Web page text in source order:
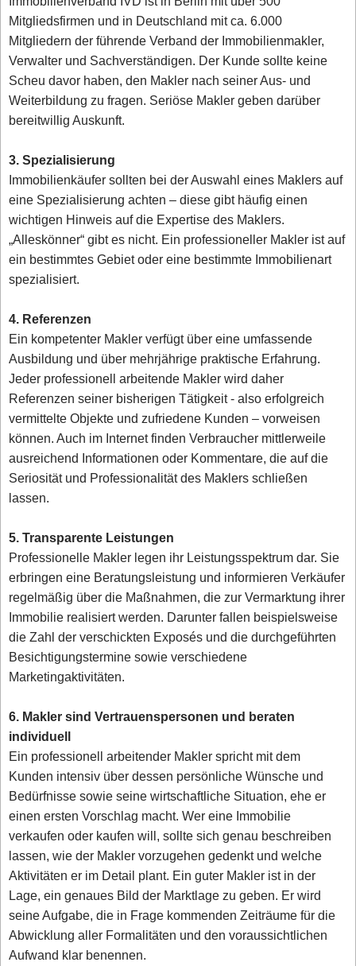
Mitgliedsfirmen und in Deutschland mit ca. 6.000
Mitgliedern der führende Verband der Immobilienmakler,
Verwalter und Sachverständigen. Der Kunde sollte keine
Scheu davor haben, den Makler nach seiner Aus- und
Weiterbildung zu fragen. Seriöse Makler geben darüber
bereitwillig Auskunft.
3. Spezialisierung
Immobilienkäufer sollten bei der Auswahl eines Maklers auf
eine Spezialisierung achten – diese gibt häufig einen
wichtigen Hinweis auf die Expertise des Maklers.
„Alleskönner“ gibt es nicht. Ein professioneller Makler ist auf
ein bestimmtes Gebiet oder eine bestimmte Immobilienart
spezialisiert.
4. Referenzen
Ein kompetenter Makler verfügt über eine umfassende
Ausbildung und über mehrjährige praktische Erfahrung.
Jeder professionell arbeitende Makler wird daher
Referenzen seiner bisherigen Tätigkeit - also erfolgreich
vermittelte Objekte und zufriedene Kunden – vorweisen
können. Auch im Internet finden Verbraucher mittlerweile
ausreichend Informationen oder Kommentare, die auf die
Seriosität und Professionalität des Maklers schließen
lassen.
5. Transparente Leistungen
Professionelle Makler legen ihr Leistungsspektrum dar. Sie
erbringen eine Beratungsleistung und informieren Verkäufer
regelmäßig über die Maßnahmen, die zur Vermarktung ihrer
Immobilie realisiert werden. Darunter fallen beispielsweise
die Zahl der verschickten Exposés und die durchgeführten
Besichtigungstermine sowie verschiedene
Marketingaktivitäten.
6. Makler sind Vertrauenspersonen und beraten
individuell
Ein professionell arbeitender Makler spricht mit dem
Kunden intensiv über dessen persönliche Wünsche und
Bedürfnisse sowie seine wirtschaftliche Situation, ehe er
einen ersten Vorschlag macht. Wer eine Immobilie
verkaufen oder kaufen will, sollte sich genau beschreiben
lassen, wie der Makler vorzugehen gedenkt und welche
Aktivitäten er im Detail plant. Ein guter Makler ist in der
Lage, ein genaues Bild der Marktlage zu geben. Er wird
seine Aufgabe, die in Frage kommenden Zeiträume für die
Abwicklung aller Formalitäten und den voraussichtlichen
Aufwand klar benennen.